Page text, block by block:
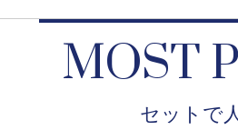
MOST
セットで